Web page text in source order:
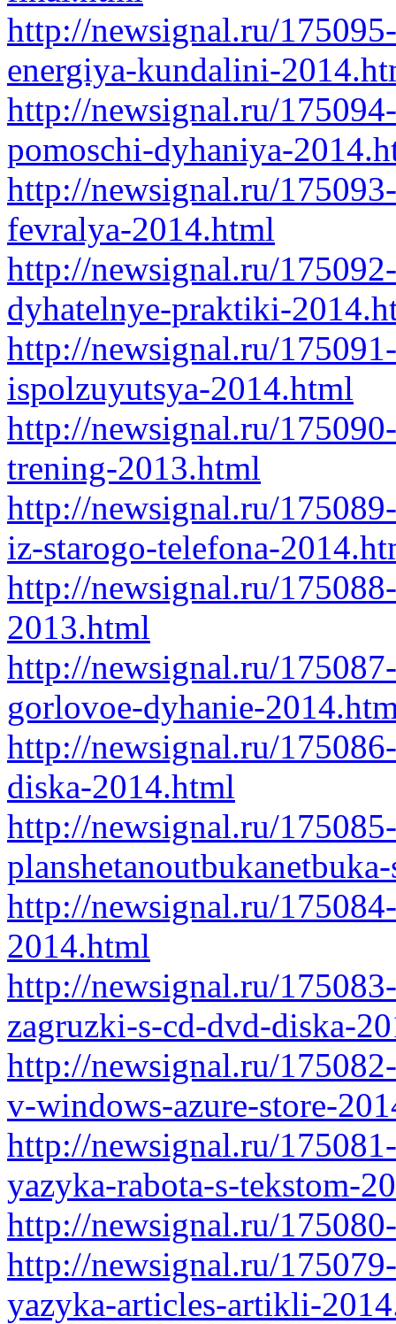
http://newsignal.ru/
energiya-kundalini-
http://newsignal.ru/
pomoschi-dyhaniya-
http://newsignal.ru/
fevralya-2014.html
http://newsignal.ru/
dyhatelnye-praktiki-
http://newsignal.ru/
ispolzuyutsya-2014.html
http://newsignal.ru/
trening-2013.html
http://newsignal.ru/
iz-starogo-telefona-
http://newsignal.ru/
2013.html
http://newsignal.ru/
gorlovoe-dyhanie-
http://newsignal.ru/
diska-2014.html
http://newsignal.ru/
http://newsignal.ru/
2014.html
http://newsignal.ru/
zagruzki-s-cd-dvd-diska-
http://newsignal.ru/
v-windows-azure-store-
http://newsignal.ru/
yazyka-rabota-s-tekstom-
http://newsignal.ru/
http://newsignal.ru/
yazyka-articles-artikli-